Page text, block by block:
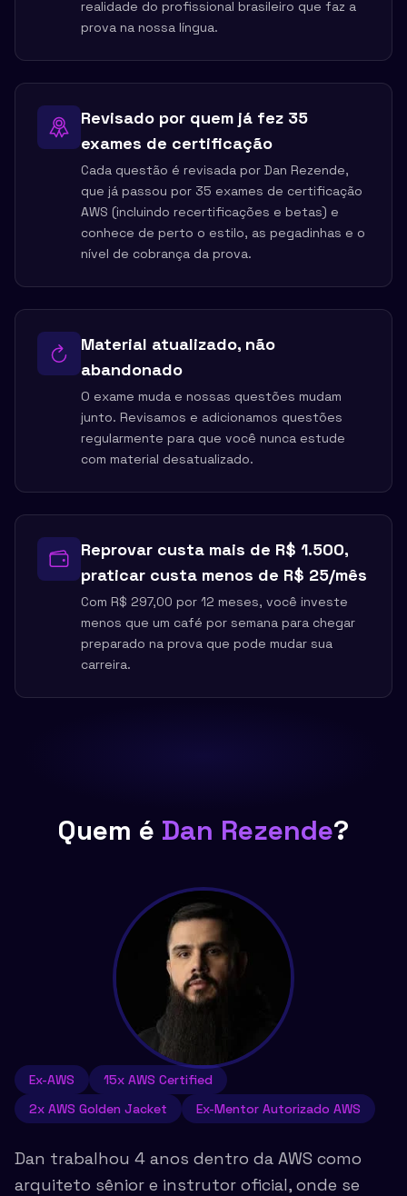
realidade do profissional brasileiro que faz a
prova na nossa língua.
Revisado por quem já fez 35
exames de certificação
Cada questão é revisada por Dan Rezende,
que já passou por 35 exames de certificação
AWS (incluindo recertificações e betas) e
conhece de perto o estilo, as pegadinhas e o
nível de cobrança da prova.
Material atualizado, não
abandonado
O exame muda e nossas questões mudam
junto. Revisamos e adicionamos questões
regularmente para que você nunca estude
com material desatualizado.
Reprovar custa mais de R$ 1.500,
praticar custa menos de R$ 25/mês
Com R$ 297,00 por 12 meses, você investe
menos que um café por semana para chegar
preparado na prova que pode mudar sua
carreira.
Quem é Dan Rezende?
Ex-AWS
15x AWS Certified
2x AWS Golden Jacket
Ex-Mentor Autorizado AWS
Dan trabalhou 4 anos dentro da AWS como
arquiteto sênior e instrutor oficial, onde se